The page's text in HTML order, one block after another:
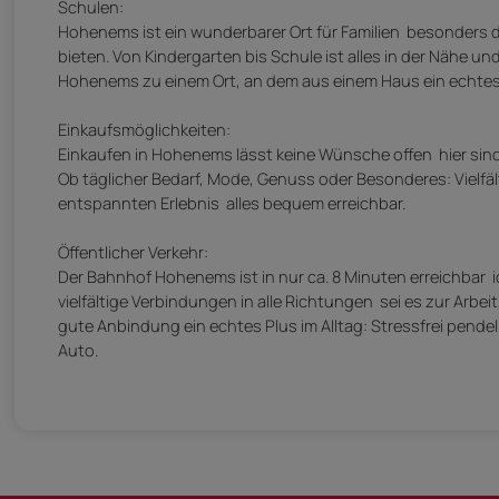
Schulen:
Hohenems ist ein wunderbarer Ort für Familien 
bieten. Von Kindergarten bis Schule ist alles in der Nähe
Hohenems zu einem Ort, an dem aus einem Haus ein
Einkaufsmöglichkeiten:
Einkaufen in Hohenems lässt keine Wünsche offen  hier
Ob täglicher Bedarf, Mode, Genuss oder Besonderes:
entspannten Erlebnis  alles bequem erreichbar.
Öffentlicher Verkehr:
Der Bahnhof Hohenems ist in nur ca. 8 Minuten erreichbar
vielfältige Verbindungen in alle Richtungen  sei es zur
gute Anbindung ein echtes Plus im Alltag: Stressfrei
Auto.